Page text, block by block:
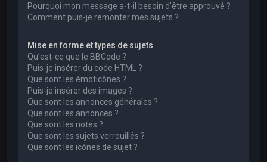
Pourquoi mon message a-t-il besoin d’être approuvé ?
Comment puis-je remonter mes sujets ?
Mise en forme et types de sujets
Qu’est-ce que le BBCode ?
Puis-je insérer du code HTML ?
Que sont les émoticônes ?
Puis-je insérer des images ?
Que sont les annonces générales ?
Que sont les annonces ?
Que sont les notes ?
Que sont les sujets verrouillés ?
Que sont les icônes de sujet ?